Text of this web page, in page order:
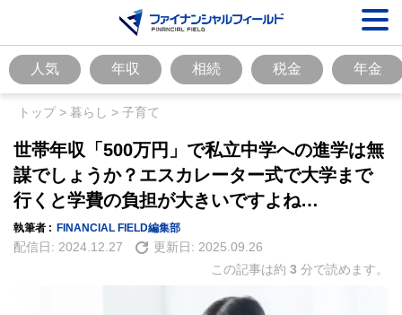
人気 年収 相続 税金 年金
トップ> 暮らし > 子育て
世帯年収「500万円」で私立中学への進学は無
謀でしょうか？エスカレーター式で大学まで
行くと学費の負担が大きいですよね…
執筆者 : FINANCIAL FIELD編集部
配信日: 2024.12.27 更新日: 2025.09.26
この記事は約 3 分で読めます。